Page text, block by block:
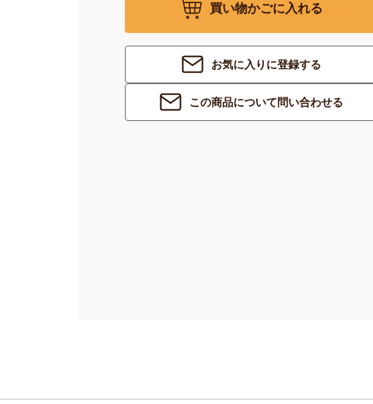
買い物かごに入れる
お気に入りに登録する
この商品について問い合わせる